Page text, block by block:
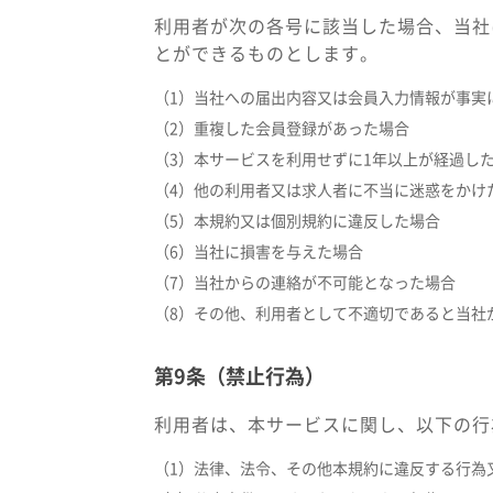
利用者が次の各号に該当した場合、当
とができるものとします。
（1）当社への届出内容又は会員入力情報が事
（2）重複した会員登録があった場合
（3）本サービスを利用せずに1年以上が経過し
（4）他の利用者又は求人者に不当に迷惑をか
（5）本規約又は個別規約に違反した場合
（6）当社に損害を与えた場合
（7）当社からの連絡が不可能となった場合
（8）その他、利用者として不適切であると当
第9条（禁止行為）
利用者は、本サービスに関し、以下の
（1）法律、法令、その他本規約に違反する行